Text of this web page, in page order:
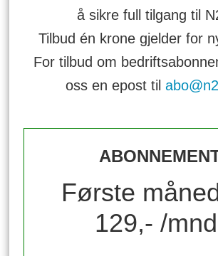
å sikre full tilgang til
Tilbud én krone gjelder for
For tilbud om
oss en epost til
Første
129,- /